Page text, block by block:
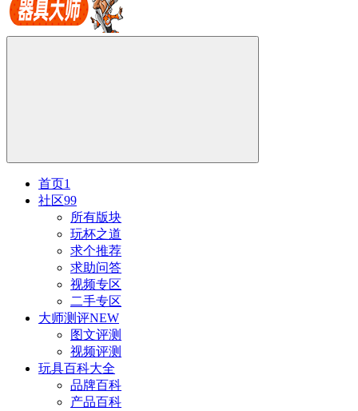
首页1
社区99
所有版块
玩杯之道
求个推荐
求助问答
视频专区
二手专区
大师测评NEW
图文评测
视频评测
玩具百科大全
品牌百科
产品百科